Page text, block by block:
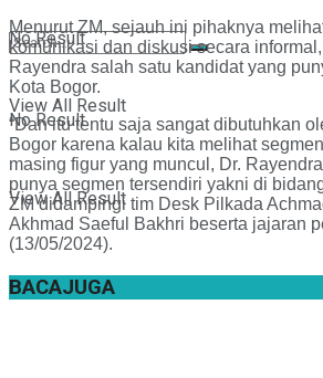
No Result
View All Result
No Result
View All Result
Menurut ZM, sejauh ini pihaknya
komunikasi dan diskusi secara
Rayendra salah satu kandidat yang
Kota Bogor.
“Dan itu tentu saja sangat dibutuhkan
Bogor karena kalau kita melihat
masing figur yang muncul, Dr.
punya segmen tersendiri yakni di
ZM didampingi tim Desk Pilkada
Akhmad Saeful Bakhri beserta jajaran
(13/05/2024).
BACAJUGA